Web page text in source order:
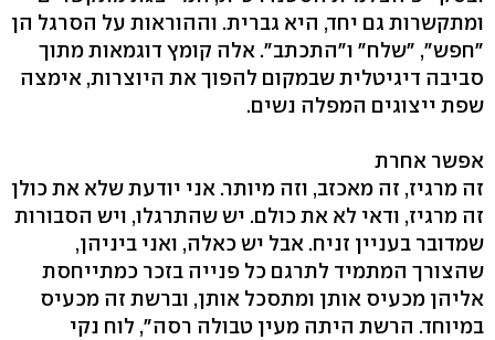
ומתקשרות גם יחד, היא גברית. וההוראות על הסרגל הן
"חפש", "שלח" ו"התכתב". אלה קומץ דוגמאות מתוך
סביבה דיגיטלית שבמקום להפוך את היוצרות, אימצה
שפת ייצוגים המפלה נשים.
אפשר אחרת
זה מרגיז, זה מאכזב, וזה מיותר. אני יודעת שלא את כולן
זה מרגיז, ודאי לא את כולם. יש שהתרגלו, ויש הסבורות
שמדובר בעניין זניח. אבל יש כאלה, ואני ביניהן,
שהצורך המתמיד לתרגם כל פנייה בזכר כמתייחסת
אליהן מכעיס אותן ומתסכל אותן, וברשת זה מכעיס
במיוחד. הרשת היתה מעין טבולה רסה", לוח נקי